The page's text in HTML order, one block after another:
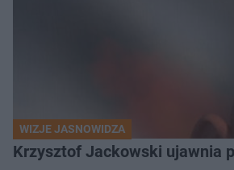
WIZJE JASNOWIDZA
Krzysztof Jackowski ujawnia